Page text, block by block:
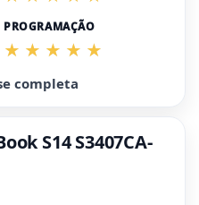
PROGRAMAÇÃO
completa
S14 S3407CA-